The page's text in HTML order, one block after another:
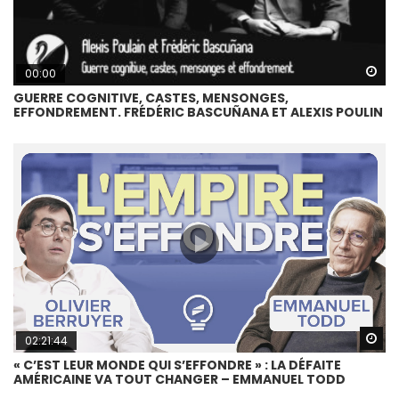
00:00
GUERRE COGNITIVE, CASTES, MENSONGES,
EFFONDREMENT. FRÉDÉRIC BASCUÑANA ET ALEXIS POULIN
02:21:44
« C’EST LEUR MONDE QUI S’EFFONDRE » : LA DÉFAITE
AMÉRICAINE VA TOUT CHANGER – EMMANUEL TODD